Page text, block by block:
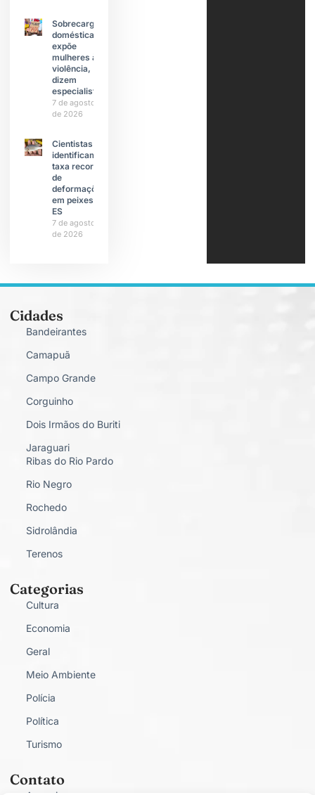
Sobrecarga
doméstica
expõe
mulheres à
violência,
dizem
especialistas
7 de agosto
de 2026
Cientistas
identificam
taxa recorde
de
deformações
em peixes do
ES
7 de agosto
de 2026
Cidades
Bandeirantes
Camapuã
Campo Grande
Corguinho
Dois Irmãos do Buriti
Jaraguari
Ribas do Rio Pardo
Rio Negro
Rochedo
Sidrolândia
Terenos
Categorias
Cultura
Economia
Geral
Meio Ambiente
Polícia
Política
Turismo
Contato